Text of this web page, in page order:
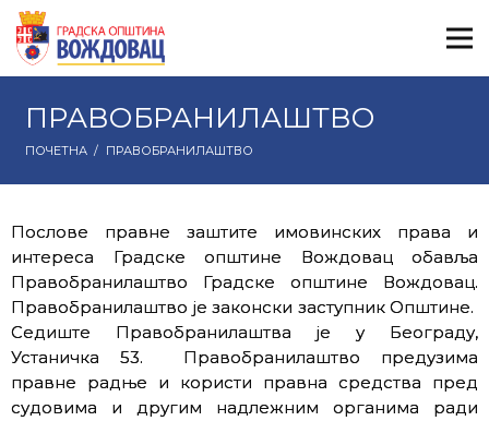
ПРАВОБРАНИЛАШТВО
ПОЧЕТНА / ПРАВОБРАНИЛАШТВО
Послове правне заштите имовинских права и
интереса Градске општине Вождовац обавља
Правобранилаштво Градске општине Вождовац.
Правобранилаштво је законски заступник Општине.
Седиште Правобранилаштва је у Београду,
Устаничка 53. Правобранилаштво предузима
правне радње и користи правна средства пред
судовима и другим надлежним органима ради